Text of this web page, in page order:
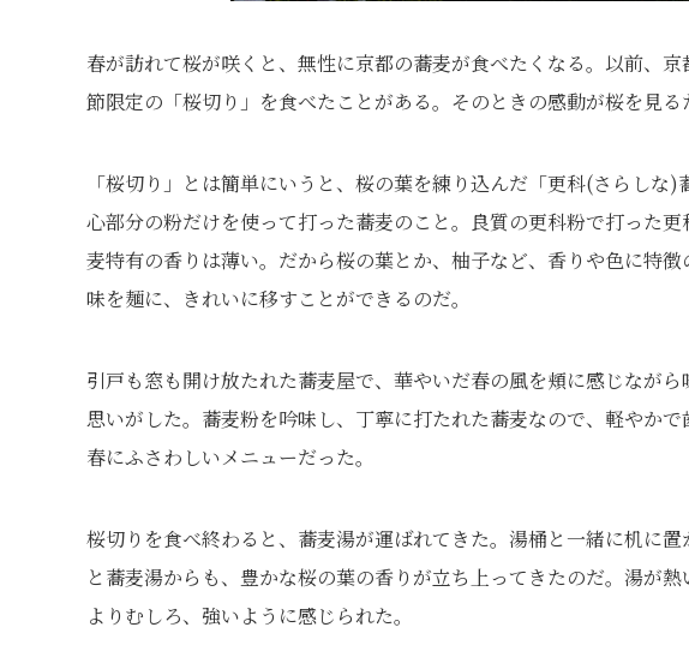
春が訪れて桜が咲くと、無性に京都の蕎麦が食べたくなる。以前、
節限定の「桜切り」を食べたことがある。そのときの感動が桜を見る
「桜切り」とは簡単にいうと、桜の葉を練り込んだ「更科(さらし
心部分の粉だけを使って打った蕎麦のこと。良質の更科粉で打った
麦特有の香りは薄い。だから桜の葉とか、柚子など、香りや色に特
味を麺に、きれいに移すことができるのだ。
引戸も窓も開け放たれた蕎麦屋で、華やいだ春の風を頬に感じなが
思いがした。蕎麦粉を吟味し、丁寧に打たれた蕎麦なので、軽やか
春にふさわしいメニューだった。
桜切りを食べ終わると、蕎麦湯が運ばれてきた。湯桶と一緒に机に
と蕎麦湯からも、豊かな桜の葉の香りが立ち上ってきたのだ。湯が
よりむしろ、強いように感じられた。